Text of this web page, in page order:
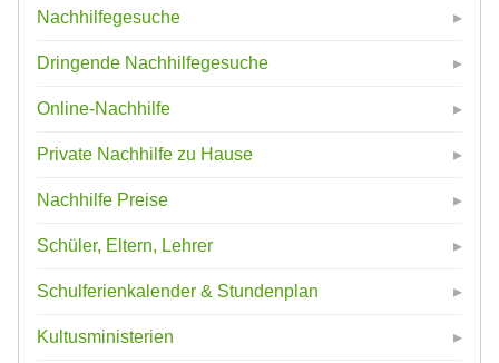
Nachhilfegesuche
Dringende Nachhilfegesuche
Online-Nachhilfe
Private Nachhilfe zu Hause
Nachhilfe Preise
Schüler, Eltern, Lehrer
Schulferienkalender & Stundenplan
Kultusministerien